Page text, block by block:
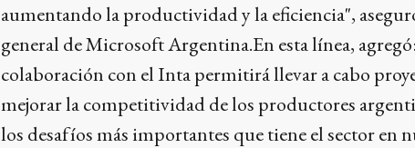
aumentando la productividad y la eficiencia",
general de Microsoft Argentina.En esta línea,
colaboración con el Inta permitirá llevar a cabo
mejorar la competitividad de los productores
los desafíos más importantes que tiene el sector en